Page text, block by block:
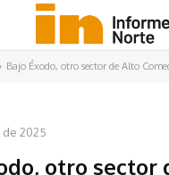
Bajo Éxodo, otro sector de Alto
2025
otro sector